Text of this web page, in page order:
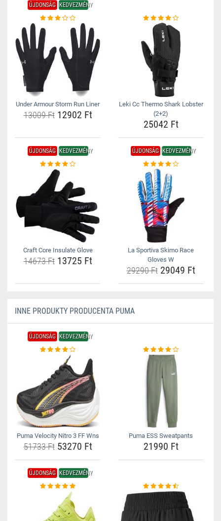
ÚJDONSÁG KEDVEZMÉNY
Under Armour Storm Run Liner
13009 Ft12902 Ft
Leki Cc Thermo Shark Lobster
(2+2)
25042 Ft
ÚJDONSÁG KEDVEZMÉNY
Craft Core Insulate Glove
14673 Ft13725 Ft
ÚJDONSÁG KEDVEZMÉNY
La Sportiva Skimo Race
Gloves W
29290 Ft29049 Ft
INNE PRODUKTY PRODUCENTA PUMA
ÚJDONSÁG KEDVEZMÉNY
Puma Velocity Nitro 3 FF Wns
51733 Ft53270 Ft
Puma ESS Sweatpants
21990 Ft
ÚJDONSÁG KEDVEZMÉNY